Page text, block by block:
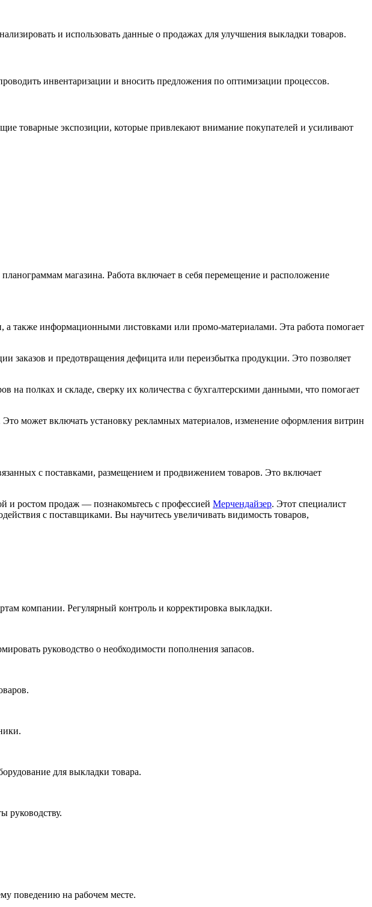
и использовать данные о продажах для улучшения выкладки товаров.
инвентаризации и вносить предложения по оптимизации процессов.
товарные экспозиции, которые привлекают внимание покупателей и усиливают
магазина. Работа включает в себя перемещение и расположение
также информационными листовками или промо-материалами. Эта работа помогает
заказов и предотвращения дефицита или переизбытка продукции. Это позволяет
на полках и складе, сверку их количества с бухгалтерскими данными, что помогает
может включать установку рекламных материалов, изменение оформления витрин
с поставками, размещением и продвижением товаров. Это включает
и ростом продаж — познакомьтесь с профессией Мерчендайзер. Этот специалист
с поставщиками. Вы научитесь увеличивать видимость товаров,
компании. Регулярный контроль и корректировка выкладки.
руководство о необходимости пополнения запасов.
для выкладки товара.
руководству.
поведению на рабочем месте.